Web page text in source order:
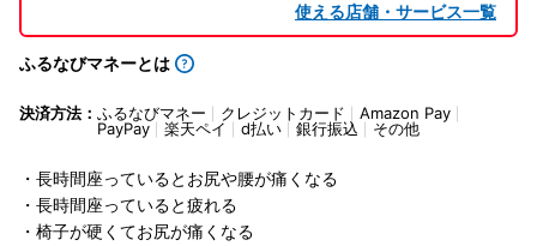
使える店舗・サービス一覧
ふるなびマネーとは
決済方法： ふるなびマネー クレジットカード
Amazon Pay
PayPay
楽天ペイ d払い 銀行振込 その他
・長時間座っているとお尻や腰が痛くなる
・長時間座っていると疲れる
・椅子が硬くてお尻が痛くなる